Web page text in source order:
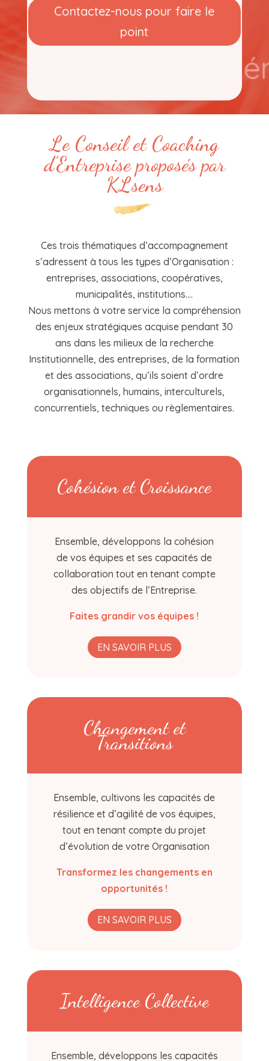
Contactez-nous pour faire le
point
Le Conseil et Coaching
d’Entreprise proposés par
KLsens
Ces trois thématiques d’accompagnement
s’adressent à tous les types d’Organisation :
entreprises, associations, coopératives,
municipalités, institutions….
Nous mettons à votre service la compréhension
des enjeux stratégiques acquise pendant 30
ans dans les milieux de la recherche
Institutionnelle, des entreprises, de la formation
et des associations, qu’ils soient d’ordre
organisationnels, humains, interculturels,
concurrentiels, techniques ou règlementaires.
Cohésion et Croissance
Ensemble, développons la cohésion
de vos équipes et ses capacités de
collaboration tout en tenant compte
des objectifs de l’Entreprise.
Faites grandir vos équipes !
EN SAVOIR PLUS
Changement et
Transitions
Ensemble, cultivons les capacités de
résilience et d’agilité de vos équipes,
tout en tenant compte du projet
d’évolution de votre Organisation
Transformez les changements en
opportunités !
EN SAVOIR PLUS
Intelligence Collective
Ensemble, développons les capacités